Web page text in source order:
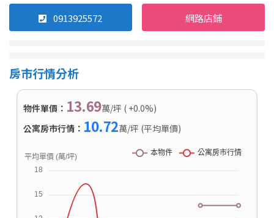
0913925572 網路店鋪
房市行情分析
物件單價： 13.69萬/坪 ( +0.0%)
公寓房市行情： 10.72萬/坪 (平均單價)